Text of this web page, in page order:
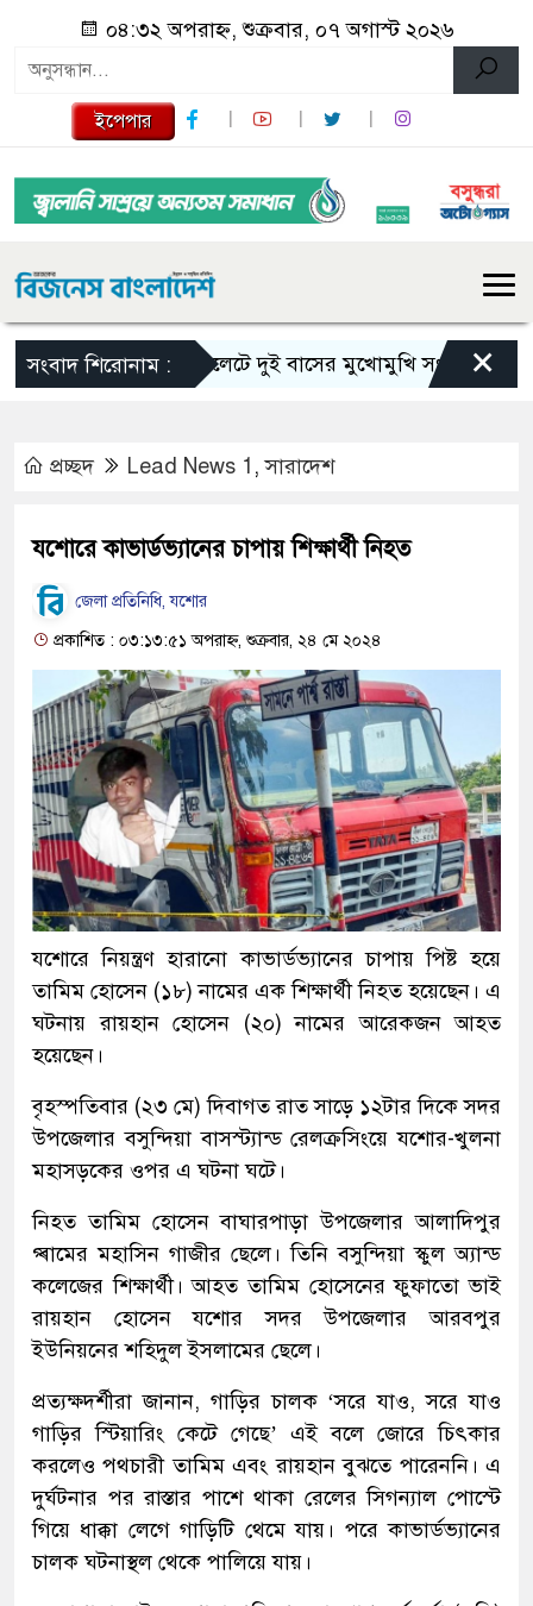
০৪:৩২ অপরাহ্ন, শুক্রবার, ০৭ অগাস্ট ২০২৬
ইপেপার
সংবাদ শিরোনাম :সিলেটে দুই বাসের মুখোমুখি সংঘর্ষে নিহত বেড়ে
×
প্রচ্ছদ Lead News 1 ,সারাদেশ
যশোরে কাভার্ডভ্যানের চাপায় শিক্ষার্থী নিহত
জেলা প্রতিনিধি, যশোর
প্রকাশিত : ০৩:১৩:৫১ অপরাহ্ন, শুক্রবার, ২৪ মে ২০২৪
যশোরে নিয়ন্ত্রণ হারানো কাভার্ডভ্যানের চাপায় পিষ্ট হয়ে
তামিম হোসেন (১৮) নামের এক শিক্ষার্থী নিহত হয়েছেন। এ
ঘটনায় রায়হান হোসেন (২০) নামের আরেকজন আহত
হয়েছেন।
বৃহস্পতিবার (২৩ মে) দিবাগত রাত সাড়ে ১২টার দিকে সদর
উপজেলার বসুন্দিয়া বাসস্ট্যান্ড রেলক্রসিংয়ে যশোর-খুলনা
মহাসড়কের ওপর এ ঘটনা ঘটে।
নিহত তামিম হোসেন বাঘারপাড়া উপজেলার আলাদিপুর
গ্ৰামের মহাসিন গাজীর ছেলে। তিনি বসুন্দিয়া স্কুল অ্যান্ড
কলেজের শিক্ষার্থী। আহত তামিম হোসেনের ফুফাতো ভাই
রায়হান হোসেন যশোর সদর উপজেলার আরবপুর
ইউনিয়নের শহিদুল ইসলামের ছেলে।
প্রত্যক্ষদর্শীরা জানান, গাড়ির চালক ‘সরে যাও, সরে যাও
গাড়ির স্টিয়ারিং কেটে গেছে’ এই বলে জোরে চিৎকার
করলেও পথচারী তামিম এবং রায়হান বুঝতে পারেননি। এ
দুর্ঘটনার পর রাস্তার পাশে থাকা রেলের সিগন্যাল পোস্টে
গিয়ে ধাক্কা লেগে গাড়িটি থেমে যায়। পরে কাভার্ডভ্যানের
চালক ঘটনাস্থল থেকে পালিয়ে যায়।